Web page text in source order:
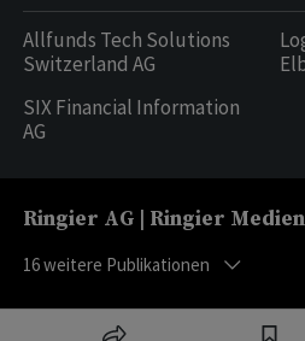
Allfunds Tech Solutions
Switzerland AG
SIX Financial Information
AG
Ringier AG | Ringier Medien
16weitere Publikationen